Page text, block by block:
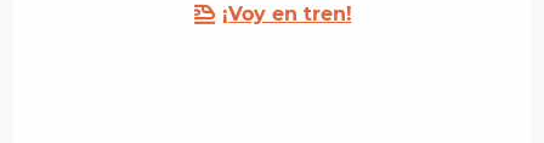
¡Voy en tren!